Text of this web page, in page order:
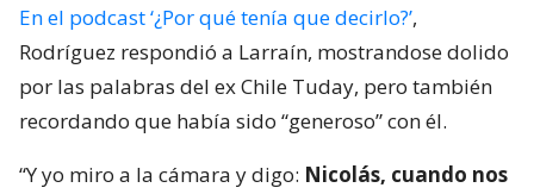
En el podcast ‘¿Por qué tenía que decirlo?’,
Rodríguez respondió a Larraín, mostrandose dolido
por las palabras del ex Chile Tuday, pero también
recordando que había sido “generoso” con él.
“Y yo miro a la cámara y digo: Nicolás, cuando nos